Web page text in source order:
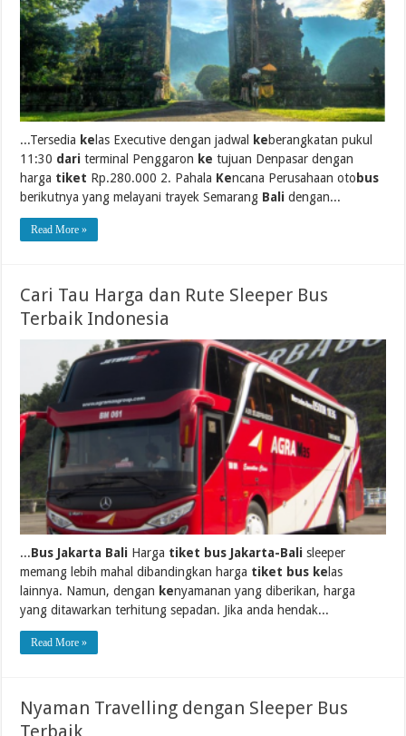
...Tersedia ke las Executive dengan jadwal keberangkatan pukul
11:30 dari terminal Penggaron ke tujuan Denpasar dengan
harga tiket Rp.280.000 2. Pahala Kencana Perusahaan oto bus
berikutnya yang melayani trayek Semarang Bali dengan...
Read More »
Cari Tau Harga dan Rute Sleeper Bus
Terbaik Indonesia
...Bus Jakarta Bali Harga tiket bus Jakarta-Bali sleeper
memang lebih mahal dibandingkan harga tiket bus ke las
lainnya. Namun, dengan kenyamanan yang diberikan, harga
yang ditawarkan terhitung sepadan. Jika anda hendak...
Read More »
Nyaman Travelling dengan Sleeper Bus
Terbaik